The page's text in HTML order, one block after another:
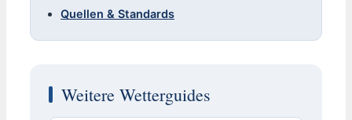
Quellen & Standards
Weitere Wetterguides